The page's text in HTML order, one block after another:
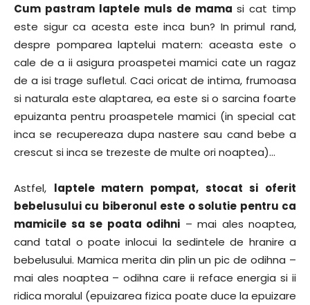
Cum pastram laptele muls de mama si cat timp
este sigur ca acesta este inca bun? In primul rand,
despre pomparea laptelui matern: aceasta este o
cale de a ii asigura proaspetei mamici cate un ragaz
de a isi trage sufletul. Caci oricat de intima, frumoasa
si naturala este alaptarea, ea este si o sarcina foarte
epuizanta pentru proaspetele mamici (in special cat
inca se recupereaza dupa nastere sau cand bebe a
crescut si inca se trezeste de multe ori noaptea)…
Astfel, laptele matern pompat, stocat si oferit
bebelusului cu biberonul este o solutie pentru ca
mamicile sa se poata odihni – mai ales noaptea,
cand tatal o poate inlocui la sedintele de hranire a
bebelusului. Mamica merita din plin un pic de odihna –
mai ales noaptea – odihna care ii reface energia si ii
ridica moralul (epuizarea fizica poate duce la epuizare